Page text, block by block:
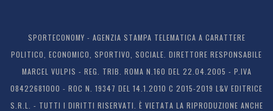
SPORTECONOMY - AGENZIA STAMPA TELEMATICA A CARATTERE
POLITICO, ECONOMICO, SPORTIVO, SOCIALE. DIRETTORE RESPONSABILE
MARCEL VULPIS - REG. TRIB. ROMA N.160 DEL 22.04.2005 - P.IVA
08422681000 - ROC N. 19347 DEL 14.1.2010 C 2015-2019 L&V EDITRICE
S.R.L. - TUTTI I DIRITTI RISERVATI. È VIETATA LA RIPRODUZIONE ANCHE